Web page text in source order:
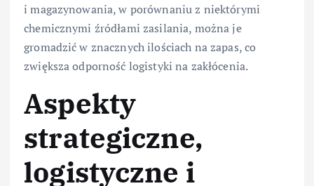
i magazynowania, w porównaniu z niektórymi
chemicznymi źródłami zasilania, można je
gromadzić w znacznych ilościach na zapas, co
zwiększa odporność logistyki na zakłócenia.
Aspekty
strategiczne,
logistyczne i